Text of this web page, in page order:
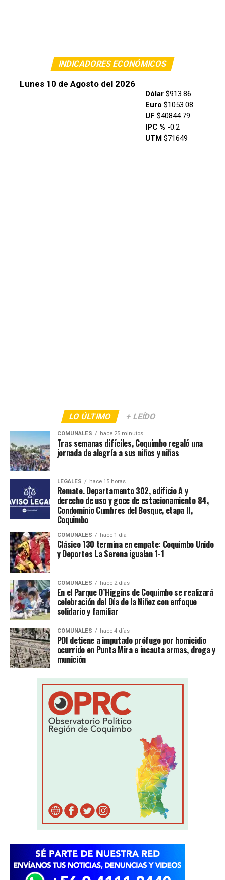
INDICADORES ECONÓMICOS
Lunes 10 de Agosto del 2026
Dólar$913.86
Euro $1053.08
UF $40844.79
IPC % -0.2
UTM$71649
LO ÚLTIMO + LEÍDO
COMUNALES hace 25 minutos
Tras semanas difíciles, Coquimbo regaló una
jornada de alegría a sus niños y niñas
LEGALES hace 15 horas
Remate. Departamento 302, edificio A y
derecho de uso y goce de estacionamiento 84,
Condominio Cumbres del Bosque, etapa II,
Coquimbo
COMUNALES hace 1 día
Clásico 130 termina en empate: Coquimbo Unido
y Deportes La Serena igualan 1-1
COMUNALES hace 2 días
En el Parque O’Higgins de Coquimbo se realizará
celebración del Día de la Niñez con enfoque
solidario y familiar
COMUNALES hace 4 días
PDI detiene a imputado prófugo por homicidio
ocurrido en Punta Mira e incauta armas, droga y
munición